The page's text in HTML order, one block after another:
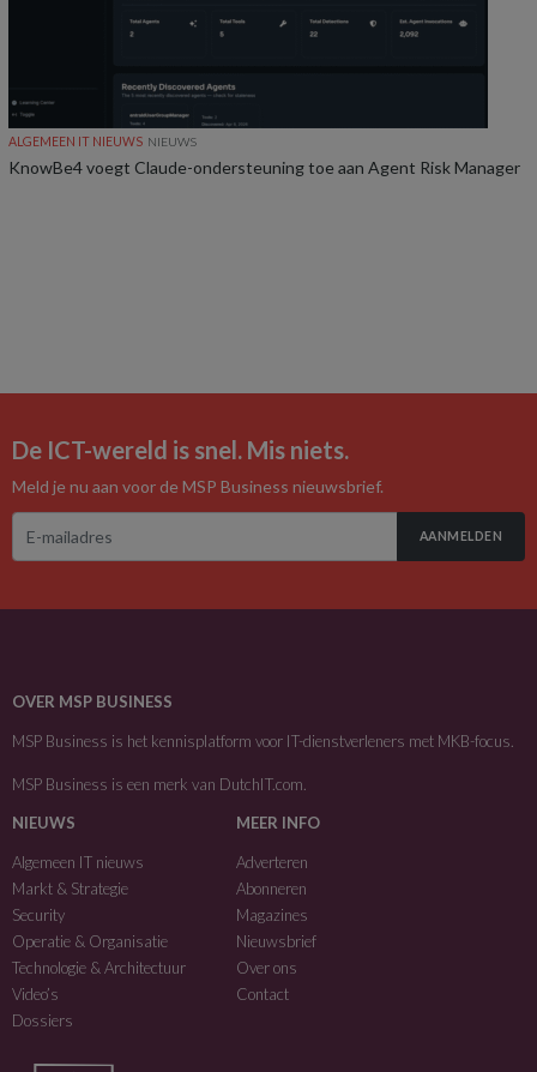
ALGEMEEN IT NIEUWS NIEUWS
KnowBe4 voegt Claude-ondersteuning toe aan Agent Risk Manager
De ICT-wereld is snel. Mis niets.
Meld je nu aan voor de MSP Business nieuwsbrief.
AANMELDEN
OVER MSP BUSINESS
MSP Business is het kennisplatform voor IT-dienstverleners met MKB-focus.
MSP Business is een merk van DutchIT.com.
NIEUWS
Algemeen IT nieuws
Markt & Strategie
Security
Operatie & Organisatie
Technologie & Architectuur
Video’s
Dossiers
MEER INFO
Adverteren
Abonneren
Magazines
Nieuwsbrief
Over ons
Contact